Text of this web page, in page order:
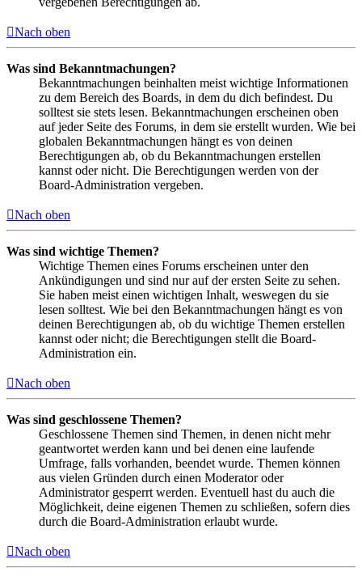
Nach oben
Was sind Bekanntmachungen?
Bekanntmachungen beinhalten meist wichtige Informationen
zu dem Bereich des Boards, in dem du dich befindest. Du
solltest sie stets lesen. Bekanntmachungen erscheinen oben
auf jeder Seite des Forums, in dem sie erstellt wurden. Wie bei
globalen Bekanntmachungen hängt es von deinen
Berechtigungen ab, ob du Bekanntmachungen erstellen
kannst oder nicht. Die Berechtigungen werden von der
Board-Administration vergeben.
Nach oben
Was sind wichtige Themen?
Wichtige Themen eines Forums erscheinen unter den
Ankündigungen und sind nur auf der ersten Seite zu sehen.
Sie haben meist einen wichtigen Inhalt, weswegen du sie
lesen solltest. Wie bei den Bekanntmachungen hängt es von
deinen Berechtigungen ab, ob du wichtige Themen erstellen
kannst oder nicht; die Berechtigungen stellt die Board-
Administration ein.
Nach oben
Was sind geschlossene Themen?
Geschlossene Themen sind Themen, in denen nicht mehr
geantwortet werden kann und bei denen eine laufende
Umfrage, falls vorhanden, beendet wurde. Themen können
aus vielen Gründen durch einen Moderator oder
Administrator gesperrt werden. Eventuell hast du auch die
Möglichkeit, deine eigenen Themen zu schließen, sofern dies
durch die Board-Administration erlaubt wurde.
Nach oben